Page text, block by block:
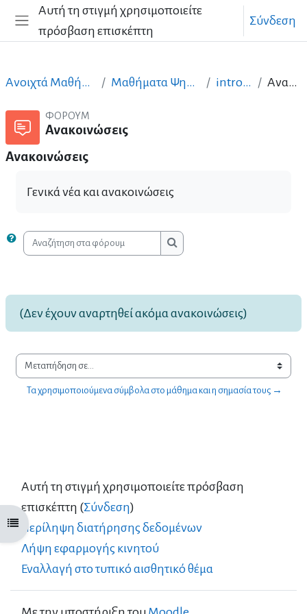
Μετάβαση στο κεντρικό περιεχόμενο
Πλευρικός πίνακας
Αυτή τη στιγμή χρησιμοποιείτε
πρόσβαση επισκέπτη
Σύνδεση
Άνοιγμα ευρετηρίου μαθήματος
Ανοιχτά Μαθήματα στα Ελληνικά Μαθήματα Ψηφιακών Δεξιοτήτων intro-pli-open Ανακοινώσεις
ΦΌΡΟΥΜ
Ανακοινώσεις
Ανακοινώσεις
Γενικά νέα και ανακοινώσεις
Αναζήτηση στα φόρουμ
Αναζήτηση στα φόρουμ
(Δεν έχουν αναρτηθεί ακόμα ανακοινώσεις)
Μεταπήδηση σε...
Τα χρησιμοποιούμενα σύμβολα στο μάθημα και η σημασία τους →
Αυτή τη στιγμή χρησιμοποιείτε πρόσβαση
επισκέπτη (Σύνδεση)
Περίληψη διατήρησης δεδομένων
Λήψη εφαρμογής κινητού
Εναλλαγή στο τυπικό αισθητικό θέμα